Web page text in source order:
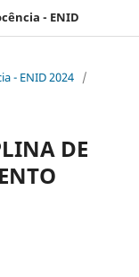
- ENID
- ENID 2024 /
DE